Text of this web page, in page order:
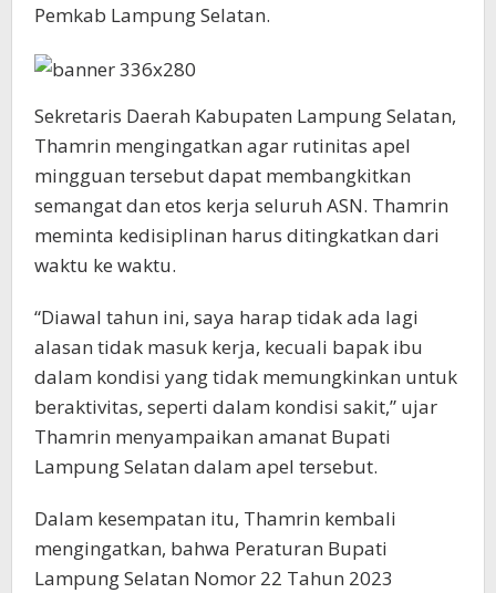
Pemkab Lampung Selatan.
Sekretaris Daerah Kabupaten Lampung Selatan,
Thamrin mengingatkan agar rutinitas apel
mingguan tersebut dapat membangkitkan
semangat dan etos kerja seluruh ASN. Thamrin
meminta kedisiplinan harus ditingkatkan dari
waktu ke waktu.
“Diawal tahun ini, saya harap tidak ada lagi
alasan tidak masuk kerja, kecuali bapak ibu
dalam kondisi yang tidak memungkinkan untuk
beraktivitas, seperti dalam kondisi sakit,” ujar
Thamrin menyampaikan amanat Bupati
Lampung Selatan dalam apel tersebut.
Dalam kesempatan itu, Thamrin kembali
mengingatkan, bahwa Peraturan Bupati
Lampung Selatan Nomor 22 Tahun 2023